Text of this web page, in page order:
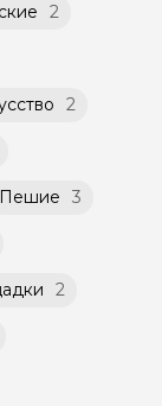
2
2
Пешие 3
2